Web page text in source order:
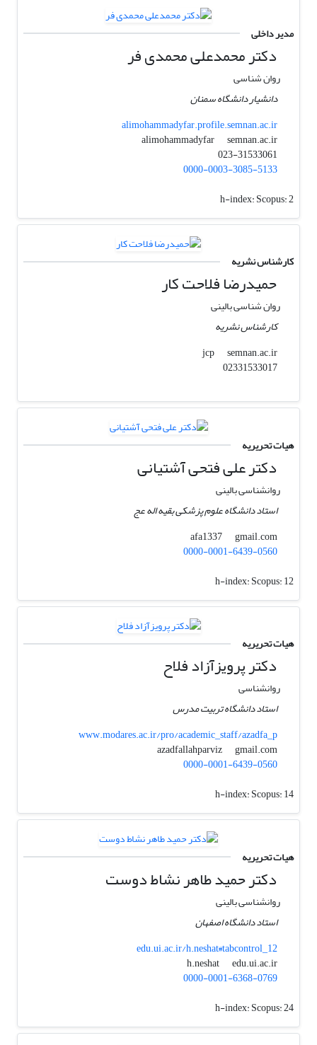
مدیر داخلی
دکتر محمدعلی محمدی فر
روان شناسی
دانشیار دانشگاه سمنان
alimohammadyfar.profile.semnan.ac.ir
alimohammadyfar
semnan.ac.ir
0000-0003-3085-5133
h-index:Scopus: 2
کارشناس نشریه
حمیدرضا فلاحت کار
روان شناسی بالینی
کارشناس نشریه
jcp
semnan.ac.ir
02331533017
هیات تحریریه
دکتر علی فتحی آشتیانی
روانشناسی بالینی
استاد دانشگاه علوم پزشکی بقیه اله عج
afa1337
gmail.com
0000-0001-6439-0560
h-index:Scopus: 12
هیات تحریریه
دکتر پرویزآزاد فلاح
روانشناسی
استاد دانشگاه تربیت مدرس
www.modares.ac.ir/pro/academic_staff/azadfa_p
azadfallahparviz
gmail.com
0000-0001-6439-0560
h-index:Scopus: 14
هیات تحریریه
دکتر حمید طاهر نشاط دوست‌
روانشناسی بالینی
استاد دانشگاه اصفهان
edu.ui.ac.ir/h.neshat#tabcontrol_12
h.neshat
edu.ui.ac.ir
0000-0001-6368-0769
h-index:Scopus: 24